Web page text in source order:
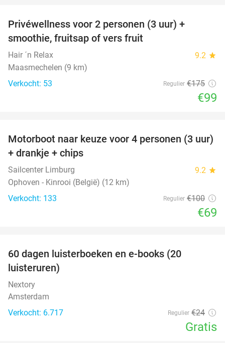
Privéwellness voor 2 personen (3 uur) +
smoothie, fruitsap of vers fruit
Hair ´n Relax 9.2 star
Maasmechelen (9 km)
Verkocht: 53
Regulier €175
€99
31%
Motorboot naar keuze voor 4 personen (3 uur)
+ drankje + chips
Sailcenter Limburg 9.2 star
Ophoven - Kinrooi (België) (12 km)
Verkocht: 133
Regulier €100
€69
60 dagen luisterboeken en e-books (20
luisteruren)
Nextory
Amsterdam
Verkocht: 6.717
Regulier €24
Gratis